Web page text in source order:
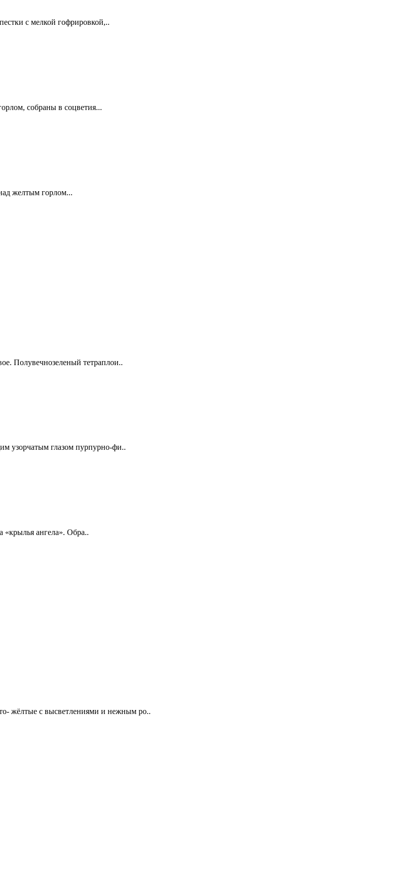
с мелкой гофрировкой,..
собраны в соцветия...
желтым горлом...
Полувечнозеленый тетраплои..
узорчатым глазом пурпурно-фи..
«крылья ангела». Обра..
с высветлениями и нежным ро..